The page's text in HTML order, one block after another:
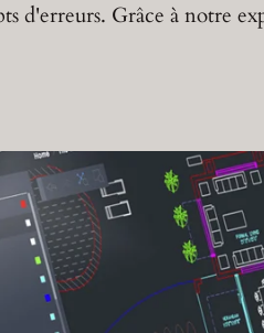
d'erreurs. Grâce à notre